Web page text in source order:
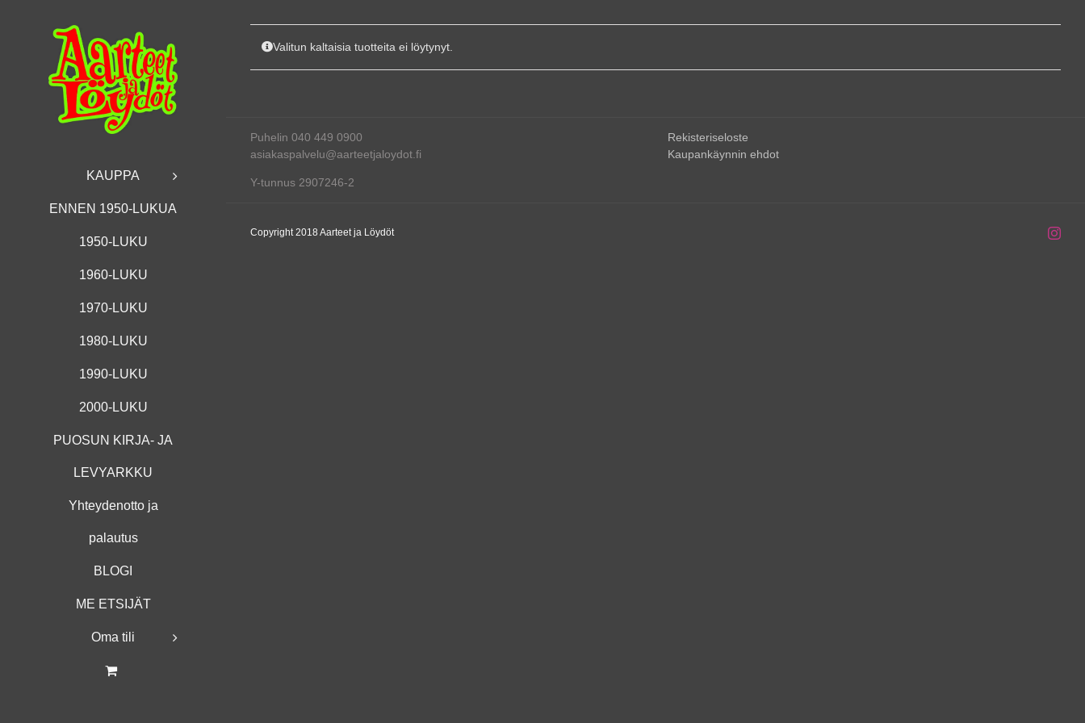
KAUPPA
ENNEN 1950-LUKUA
1950-LUKU
1960-LUKU
1970-LUKU
1980-LUKU
1990-LUKU
2000-LUKU
PUOSUN KIRJA- JA
LEVYARKKU
Yhteydenotto ja
palautus
BLOGI
ME ETSIJÄT
Oma tili
Valitun kaltaisia tuotteita ei löytynyt.
Puhelin 040 449 0900
asiakaspalvelu@aarteetjaloydot.fi
Y-tunnus 2907246-2
Rekisteriseloste
Kaupankäynnin ehdot
Copyright 2018 Aarteet ja Löydöt